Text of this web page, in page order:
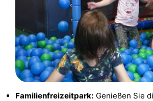
Port
Greve
Port
Zélande
Resort
Familienfreizeitpark: Genießen Sie